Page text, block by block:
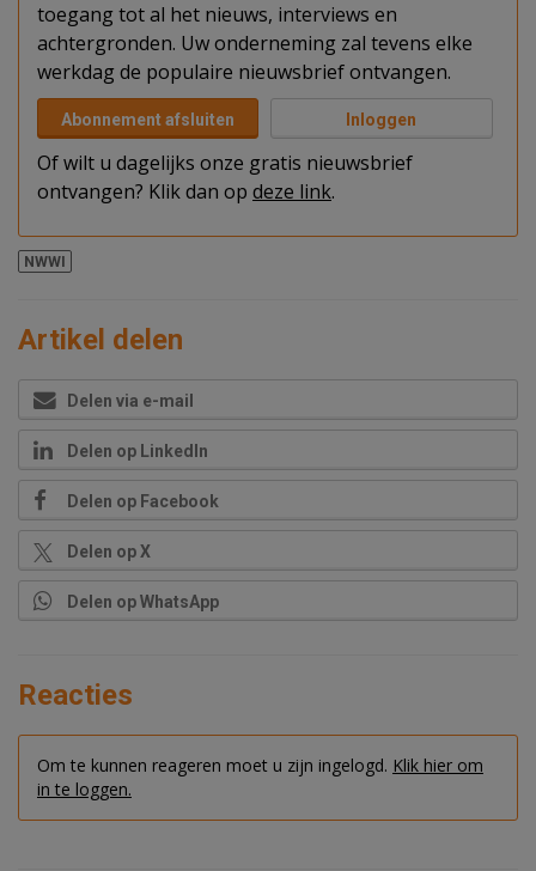
toegang tot al het nieuws, interviews en
achtergronden. Uw onderneming zal tevens elke
werkdag de populaire nieuwsbrief ontvangen.
Abonnement afsluiten Inloggen
Of wilt u dagelijks onze gratis nieuwsbrief
ontvangen? Klik dan op deze link.
NWWI
Artikel delen
Delen via e-mail
Delen op LinkedIn
Delen op Facebook
Delen op X
Delen op WhatsApp
Reacties
Om te kunnen reageren moet u zijn ingelogd. Klik hier om
in te loggen.